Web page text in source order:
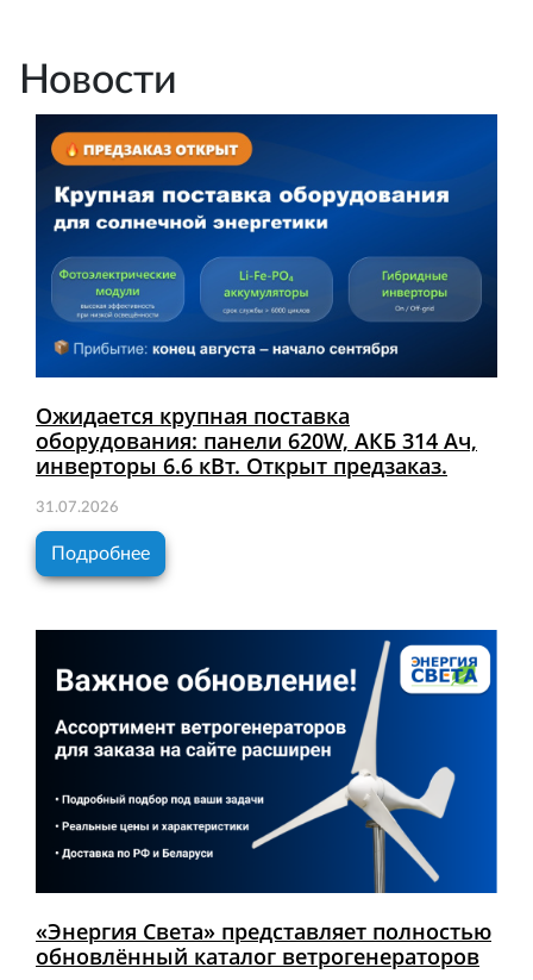
Новости
Ожидается крупная поставка
оборудования: панели 620W, АКБ 314 Ач,
инверторы 6.6 кВт. Открыт предзаказ.
31.07.2026
Подробнее
«Энергия Света» представляет полностью
обновлённый каталог ветрогенераторов